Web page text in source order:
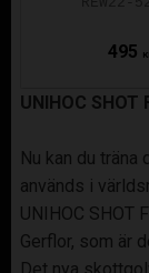
495
UNIHOC SHOT
Nu kan du
används i
UNIHOC SHOT
Gerflor, som är